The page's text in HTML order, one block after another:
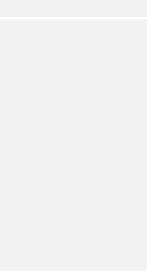
すべく努力し